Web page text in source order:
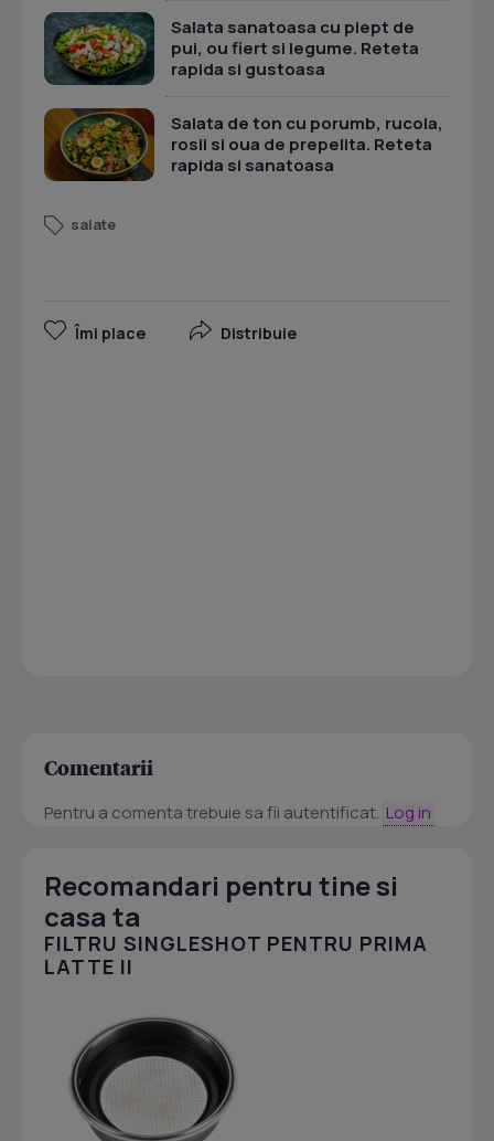
Salata sanatoasa cu piept de
pui, ou fiert si legume. Reteta
rapida si gustoasa
Salata de ton cu porumb, rucola,
rosii si oua de prepelita. Reteta
rapida si sanatoasa
salate
Îmi place Distribuie
Comentarii
Pentru a comenta trebuie sa fii autentificat. Log in
Recomandari pentru tine si
casa ta
FILTRU SINGLESHOT PENTRU PRIMA
LATTE II